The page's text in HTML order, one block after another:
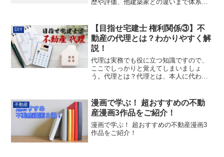
歴や評価、他建築家との違いまで体系的
DIY
【目指せ宅建士 権利関係③】不
動産の代理とは？わかりやすく解
説！
代理は実務でも役に立つ知識ですので、
ここでしっかりと覚えてしまいましょ
う。代理とは？代理とは、本人に代わっ
は、直接本人に生じます。その効果が直
接本人に生じるためには、1...
不動産
漫画で学ぶ！ 超おすすめの不動
産漫画3作品をご紹介！
漫画で学ぶ！ 超おすすめの不動産漫画3
作品をご紹介！